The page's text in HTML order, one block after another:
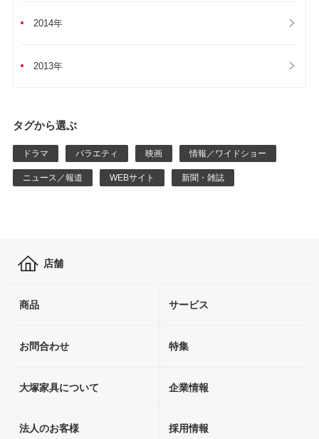
2014年
2013年
タグから選ぶ
ドラマ バラエティ 映画 情報／ワイドショー
ニュース／報道 WEBサイト 新聞・雑誌
店舗
商品 サービス
お問合わせ 特集
大塚家具について 企業情報
法人のお客様 採用情報